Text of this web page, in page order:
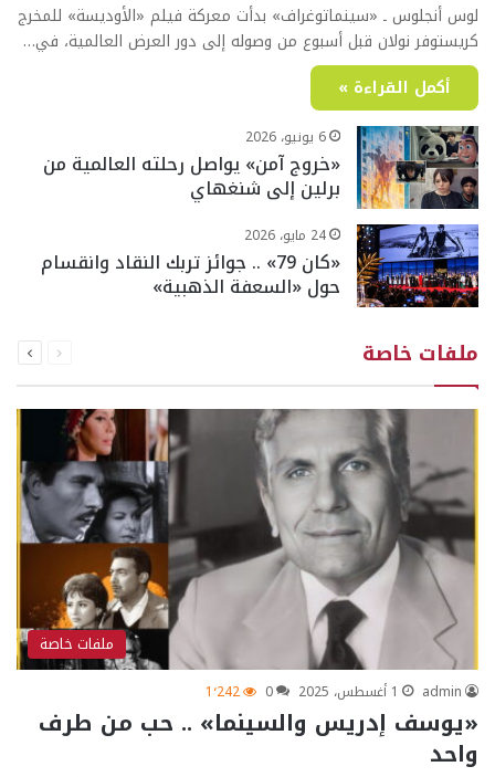
لوس أنجلوس ـ «سينماتوغراف» بدأت معركة فيلم «الأوديسة» للمخرج
كريستوفر نولان قبل أسبوع من وصوله إلى دور العرض العالمية، في…
أكمل القراءة »
6 يونيو، 2026
«خروج آمن» يواصل رحلته العالمية من
برلين إلى شنغهاي
24 مايو، 2026
«كان 79» .. جوائز تربك النقاد وانقسام
حول «السعفة الذهبية»
ملفات خاصة الصفحةالصفحة
ملفات خاصة
admin 1 أغسطس، 2025 0 1٬242
«يوسف إدريس والسينما» .. حب من طرف
واحد